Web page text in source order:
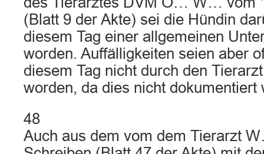
(Blatt 9 der Akte) sei die Hündin
diesem Tag einer allgemeinen
worden. Auffälligkeiten seien aber
diesem Tag nicht durch den
worden, da dies nicht dokumentiert
48
Auch aus dem vom dem Tierarzt